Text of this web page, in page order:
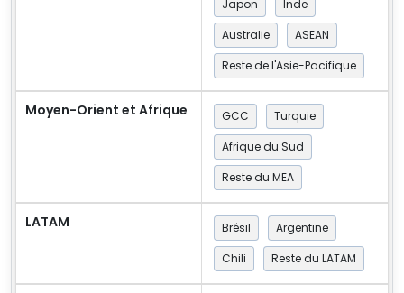
Japon
Inde
Australie
ASEAN
Reste de l'Asie-Pacifique
Moyen-Orient et Afrique GCC
Turquie
Afrique du Sud
Reste du MEA
LATAM Brésil
Argentine
Chili
Reste du LATAM